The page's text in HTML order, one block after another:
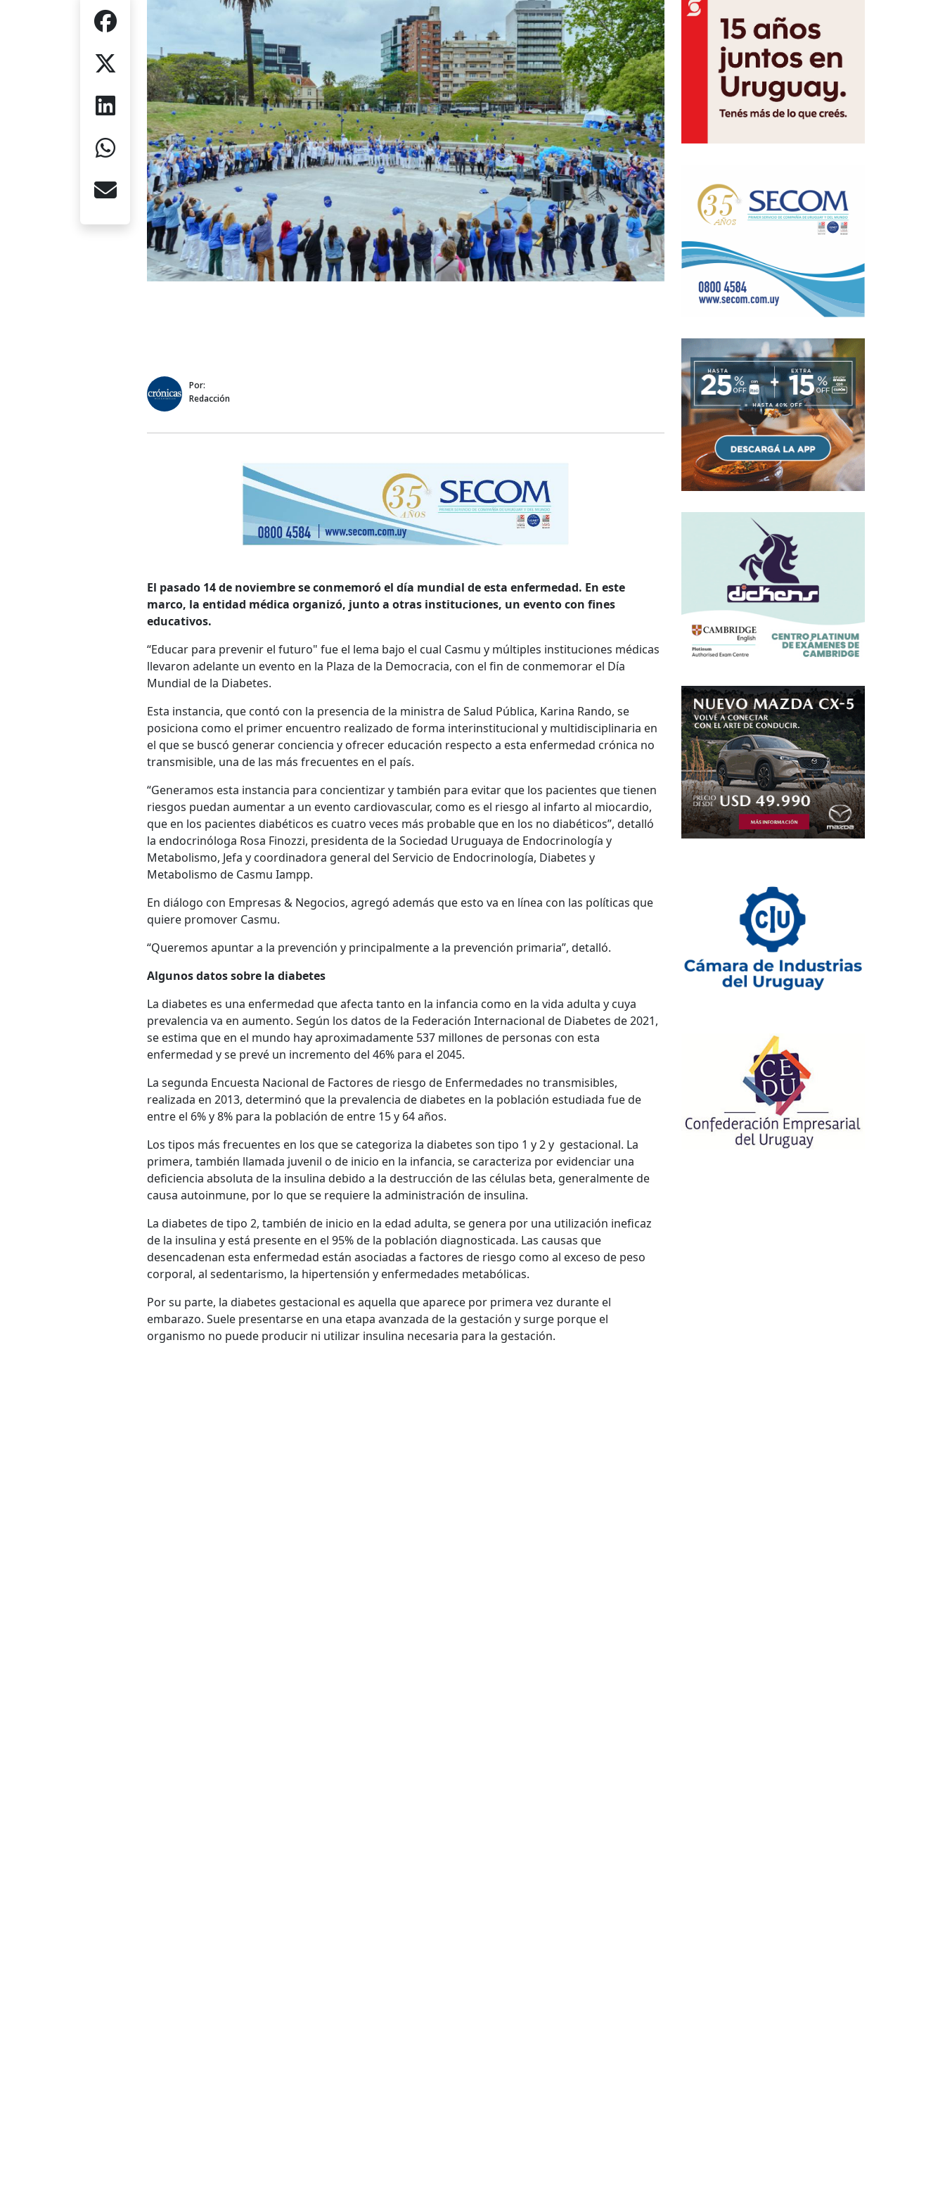
Por:
Redacción
El pasado 14 de noviembre se conmemoró el día mundial de esta enfermedad. En este
marco, la entidad médica organizó, junto a otras instituciones, un evento con fines
educativos.
“Educar para prevenir el futuro" fue el lema bajo el cual Casmu y múltiples instituciones médicas
llevaron adelante un evento en la Plaza de la Democracia, con el fin de conmemorar el Día
Mundial de la Diabetes.
Esta instancia, que contó con la presencia de la ministra de Salud Pública, Karina Rando, se
posiciona como el primer encuentro realizado de forma interinstitucional y multidisciplinaria en
el que se buscó generar conciencia y ofrecer educación respecto a esta enfermedad crónica no
transmisible, una de las más frecuentes en el país.
“Generamos esta instancia para concientizar y también para evitar que los pacientes que tienen
riesgos puedan aumentar a un evento cardiovascular, como es el riesgo al infarto al miocardio,
que en los pacientes diabéticos es cuatro veces más probable que en los no diabéticos”, detalló
la endocrinóloga Rosa Finozzi, presidenta de la Sociedad Uruguaya de Endocrinología y
Metabolismo, Jefa y coordinadora general del Servicio de Endocrinología, Diabetes y
Metabolismo de Casmu Iampp.
En diálogo con Empresas & Negocios, agregó además que esto va en línea con las políticas que
quiere promover Casmu.
“Queremos apuntar a la prevención y principalmente a la prevención primaria”, detalló.
Algunos datos sobre la diabetes
La diabetes es una enfermedad que afecta tanto en la infancia como en la vida adulta y cuya
prevalencia va en aumento. Según los datos de la Federación Internacional de Diabetes de 2021,
se estima que en el mundo hay aproximadamente 537 millones de personas con esta
enfermedad y se prevé un incremento del 46% para el 2045.
La segunda Encuesta Nacional de Factores de riesgo de Enfermedades no transmisibles,
realizada en 2013, determinó que la prevalencia de diabetes en la población estudiada fue de
entre el 6% y 8% para la población de entre 15 y 64 años.
Los tipos más frecuentes en los que se categoriza la diabetes son tipo 1 y 2 y gestacional. La
primera, también llamada juvenil o de inicio en la infancia, se caracteriza por evidenciar una
deficiencia absoluta de la insulina debido a la destrucción de las células beta, generalmente de
causa autoinmune, por lo que se requiere la administración de insulina.
La diabetes de tipo 2, también de inicio en la edad adulta, se genera por una utilización ineficaz
de la insulina y está presente en el 95% de la población diagnosticada. Las causas que
desencadenan esta enfermedad están asociadas a factores de riesgo como al exceso de peso
corporal, al sedentarismo, la hipertensión y enfermedades metabólicas.
Por su parte, la diabetes gestacional es aquella que aparece por primera vez durante el
embarazo. Suele presentarse en una etapa avanzada de la gestación y surge porque el
organismo no puede producir ni utilizar insulina necesaria para la gestación.